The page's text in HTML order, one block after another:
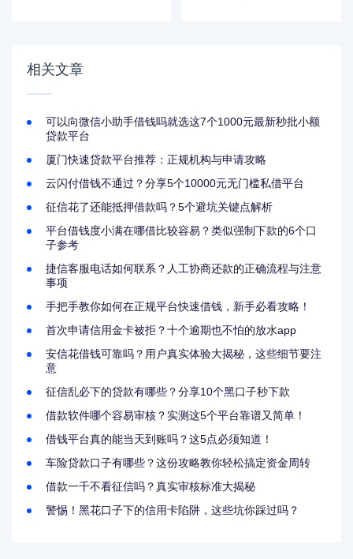
相关文章
可以向微信小助手借钱吗就选这7个1000元最新秒批小额
贷款平台
厦门快速贷款平台推荐：正规机构与申请攻略
云闪付借钱不通过？分享5个10000元无门槛私借平台
征信花了还能抵押借款吗？5个避坑关键点解析
平台借钱度小满在哪借比较容易？类似强制下款的6个口
子参考
捷信客服电话如何联系？人工协商还款的正确流程与注意
事项
手把手教你如何在正规平台快速借钱，新手必看攻略！
首次申请信用金卡被拒？十个逾期也不怕的放水app
安信花借钱可靠吗？用户真实体验大揭秘，这些细节要注
意
征信乱必下的贷款有哪些？分享10个黑口子秒下款
借款软件哪个容易审核？实测这5个平台靠谱又简单！
借钱平台真的能当天到账吗？这5点必须知道！
车险贷款口子有哪些？这份攻略教你轻松搞定资金周转
借款一千不看征信吗？真实审核标准大揭秘
警惕！黑花口子下的信用卡陷阱，这些坑你踩过吗？